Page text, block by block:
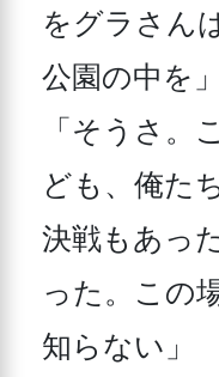
をグラさん
公園の中を」
「そうさ。
ども、俺た
決戦もあっ
った。この
知らない」